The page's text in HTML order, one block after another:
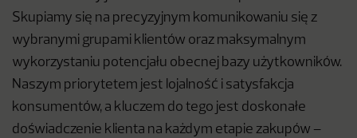
Skupiamy się na precyzyjnym komunikowaniu się z
wybranymi grupami klientów oraz maksymalnym
wykorzystaniu potencjału obecnej bazy użytkowników.
Naszym priorytetem jest lojalność i satysfakcja
konsumentów, a kluczem do tego jest doskonałe
doświadczenie klienta na każdym etapie zakupów –